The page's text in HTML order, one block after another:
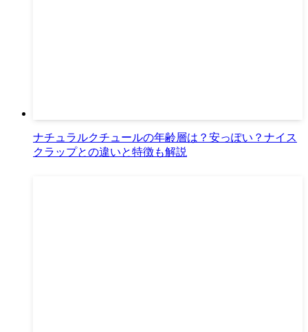
ナチュラルクチュールの年齢層は？安っぽい？ナイス
クラップとの違いと特徴も解説